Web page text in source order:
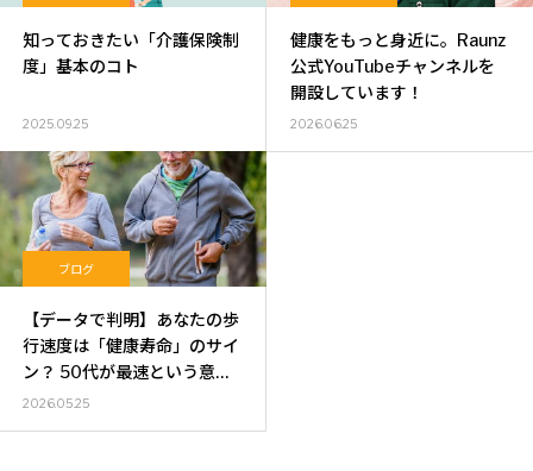
知っておきたい「介護保険制
度」基本のコト
2025.09.25
健康をもっと身近に。Raunz
公式YouTubeチャンネルを
開設しています！
2026.06.25
ブログ
【データで判明】あなたの歩
行速度は「健康寿命」のサイ
ン？ 50代が最速という意外
な事実と要介護リスクの関係
2026.05.25